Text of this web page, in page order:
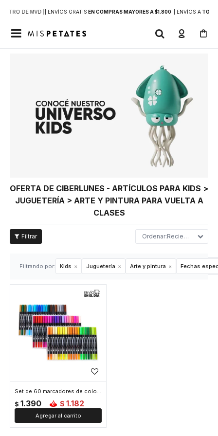
DE MVD | | ENVÍOS GRATIS EN COMPRAS MAYORES A $1.800 | ENVÍOS ATODO

OFERTA DE CIBERLUNES - ARTÍCULOS PARA KIDS >
JUGUETERÍA > ARTE Y PINTURA PARA VUELTA A
CLASES
Recientes
Filtrando por: Kids Juguetería Arte y pintura Fechas
Set de 60 marcadores de colores
$ 1.390 $ 1.182